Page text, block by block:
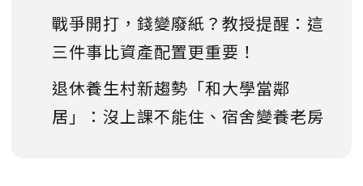
戰爭開打，錢變廢紙？教授提醒：這
三件事比資產配置更重要！
退休養生村新趨勢「和大學當鄰
居」：沒上課不能住、宿舍變養老房